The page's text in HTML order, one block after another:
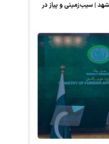
| سیب‌زمینی و پیاز در